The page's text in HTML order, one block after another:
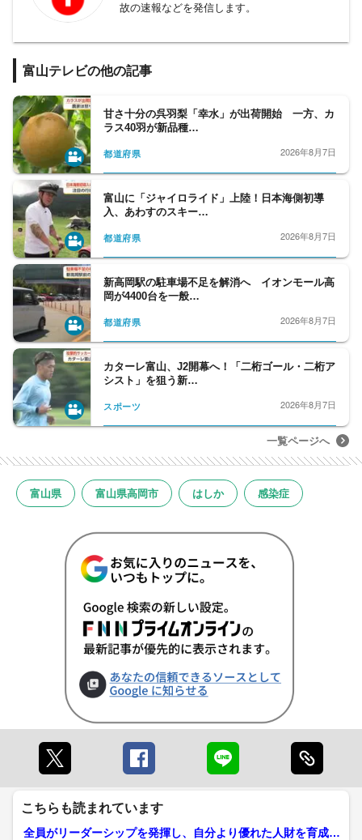
故の速報などを発信します。
富山テレビの他の記事
甘さ十分の呉羽梨「幸水」が出荷開始 一方、カ
ラス40羽が新品種…
都道府県 2026年8月7日
富山に「ジャイロライド」上陸！日本海側初導
入、あわすのスキー…
都道府県 2026年8月7日
新高岡駅の駐車場不足を解消へ イオンモール高
岡が4400台を一般…
都道府県 2026年8月7日
カターレ富山、J2開幕へ！「二桁ゴール・二桁ア
シスト」を狙う新…
スポーツ 2026年8月7日
一覧ページへ
富山県 富山県高岡市 はしか 感染症
こちらも読まれています
全員がリーダーシップを発揮し、自分より優れた人財を育成す